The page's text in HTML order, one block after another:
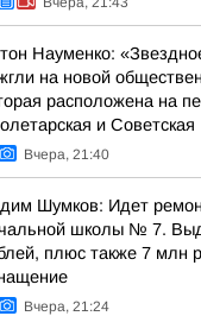
Науменко:
на новой
расположена на
и Советская
Вчера, 21:40
Шумков: Идет
школы № 7.
плюс также 7 млн
Вчера, 21:24